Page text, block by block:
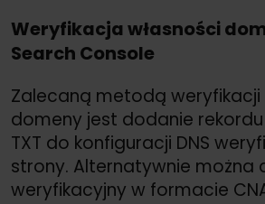
Weryfikacja własności
Search Console
Zalecaną metodą weryfikacji
domeny jest dodanie
TXT do konfiguracji DNS
strony. Alternatywnie można
weryfikacyjny w formacie